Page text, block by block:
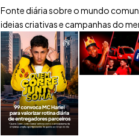
Fonte diária sobre o mundo
ideias criativas e campanhas do